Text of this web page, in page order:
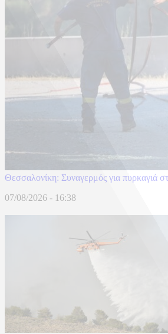
Θεσσαλονίκη: Συναγερμός για πυρκαγιά
07/08/2026 - 16:38